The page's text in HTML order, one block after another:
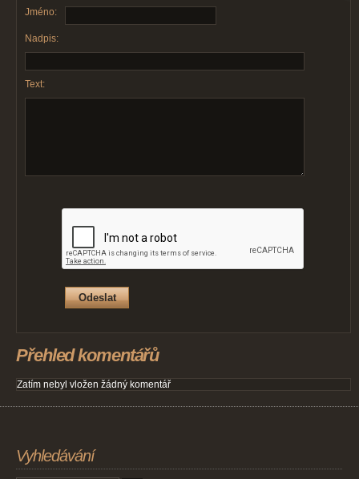
Jméno:
Nadpis:
Text:
Přehled komentářů
Zatím nebyl vložen žádný komentář
Vyhledávání